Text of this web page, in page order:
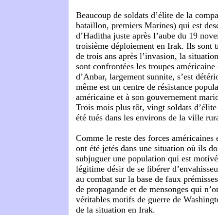
Beaucoup de soldats d’élite de la
bataillon, premiers Marines) qui est
d’Haditha juste après l’aube du 19
troisième déploiement en Irak. Ils sont
de trois ans après l’invasion, la
sont confrontées les troupes
d’Anbar, largement sunnite, s’est
même est un centre de résistance
américaine et à son gouvernement
Trois mois plus tôt, vingt soldats
été tués dans les environs de la ville
Comme le reste des forces américaines
ont été jetés dans une situation où ils
subjuguer une population qui est
légitime désir de se libérer
au combat sur la base de faux
de propagande et de mensonges qui
véritables motifs de guerre de
de la situation en Irak.